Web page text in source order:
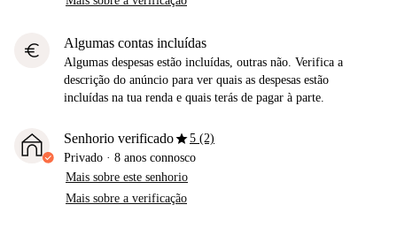
euro Algumas contas incluídas
Algumas despesas estão incluídas, outras não. Verifica a
descrição do anúncio para ver quais as despesas estão
incluídas na tua renda e quais terás de pagar à parte.
Senhorio verificadostar5 (2)
Privado · 8 anos connosco
Mais sobre este senhorio
Mais sobre a verificação